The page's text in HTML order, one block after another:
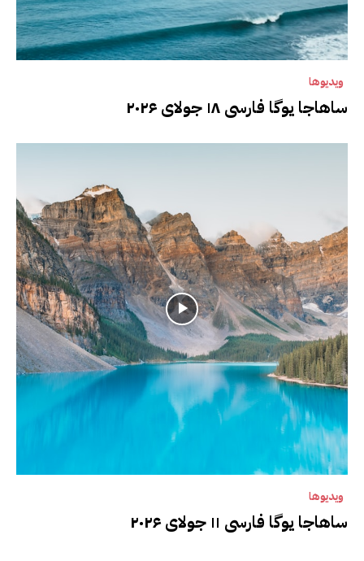
ویدیوها
ساهاجا یوگا فارسی ۱۸ جولای ۲۰۲۶
ویدیوها
ساهاجا یوگا فارسی ۱۱ جولای ۲۰۲۶